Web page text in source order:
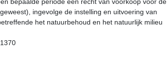
ingevolge de instelling en uitvoering van
het natuurbehoud en het natuurlijk milieu